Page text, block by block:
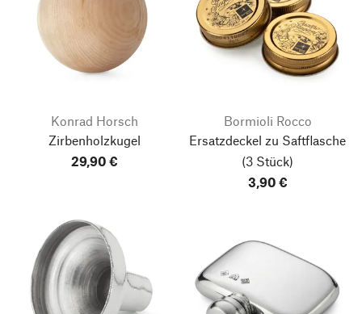
Konrad Horsch
Zirbenholzkugel
29,90 €
Bormioli Rocco
Ersatzdeckel zu Saftflasche
(3 Stück)
3,90 €